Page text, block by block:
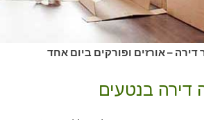
– אורזים ופורקים ביום אחד
דירה בנטעים